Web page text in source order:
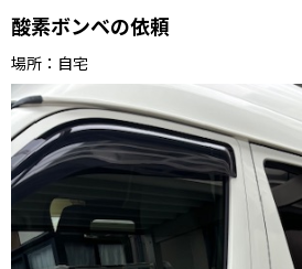
酸素ボンベの依頼
場所： 自宅